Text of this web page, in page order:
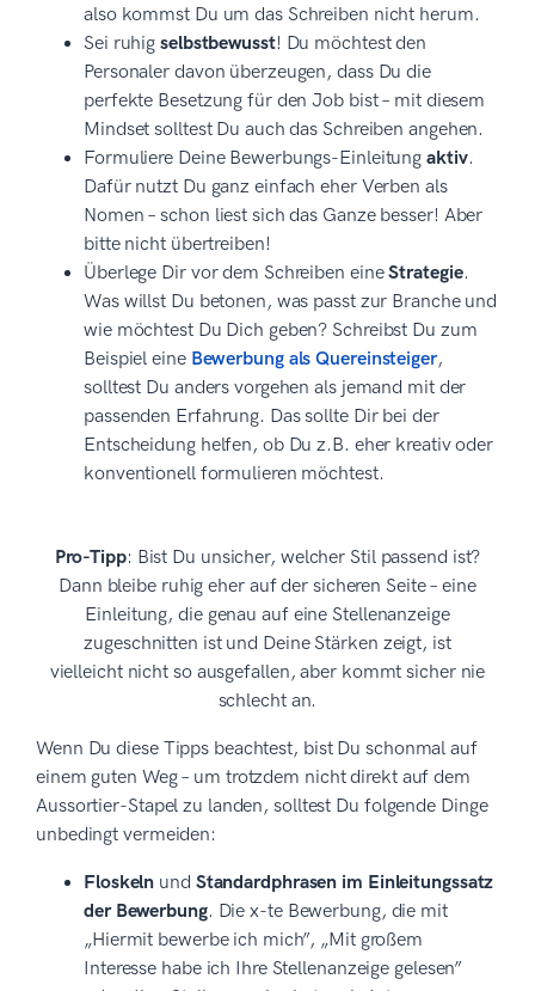
also kommst Du um das Schreiben nicht herum.
Sei ruhig selbstbewusst! Du möchtest den
Personaler davon überzeugen, dass Du die
perfekte Besetzung für den Job bist – mit diesem
Mindset solltest Du auch das Schreiben angehen.
Formuliere Deine Bewerbungs-Einleitungaktiv.
Dafür nutzt Du ganz einfach eher Verben als
Nomen – schon liest sich das Ganze besser! Aber
bitte nicht übertreiben!
Überlege Dir vor dem Schreiben eineStrategie.
Was willst Du betonen, was passt zur Branche und
wie möchtest Du Dich geben? Schreibst Du zum
Beispiel eine Bewerbung als Quereinsteiger,
solltest Du anders vorgehen als jemand mit der
passenden Erfahrung. Das sollte Dir bei der
Entscheidung helfen, ob Du z.B. eher kreativ oder
konventionell formulieren möchtest.
Pro-Tipp: Bist Du unsicher, welcher Stil passend ist?
Dann bleibe ruhig eher auf der sicheren Seite – eine
Einleitung, die genau auf eine Stellenanzeige
zugeschnitten ist und Deine Stärken zeigt, ist
vielleicht nicht so ausgefallen, aber kommt sicher nie
schlecht an.
Wenn Du diese Tipps beachtest, bist Du schonmal auf
einem guten Weg – um trotzdem nicht direkt auf dem
Aussortier-Stapel zu landen, solltest Du folgende Dinge
unbedingt vermeiden:
Floskeln und Standardphrasen im Einleitungssatz
der Bewerbung. Die x-te Bewerbung, die mit
„Hiermit bewerbe ich mich”, „Mit großem
Interesse habe ich Ihre Stellenanzeige gelesen”